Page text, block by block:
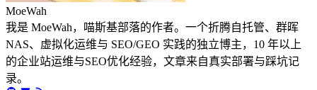
MoeWah
我是 MoeWah，喵斯基部落的作者。一个折腾自托管、群晖
NAS、虚拟化运维与 SEO/GEO 实践的独立博主，10 年以上
的企业站运维与SEO优化经验，文章来自真实部署与踩坑记
录。